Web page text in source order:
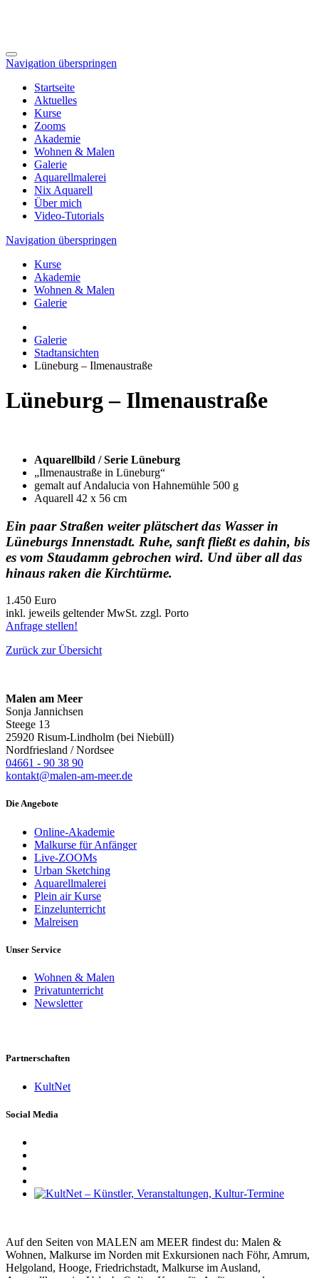
Navigation überspringen
Startseite
Aktuelles
Kurse
Zooms
Akademie
Wohnen & Malen
Galerie
Aquarellmalerei
Nix Aquarell
Über mich
Video-Tutorials
Navigation überspringen
Kurse
Akademie
Wohnen & Malen
Galerie
Galerie
Stadtansichten
Lüneburg – Ilmenaustraße
Lüneburg – Ilmenaustraße
Aquarellbild / Serie Lüneburg
„Ilmenaustraße in Lüneburg“
gemalt auf Andalucia von Hahnemühle 500 g
Aquarell 42 x 56 cm
Ein paar Straßen weiter plätschert das Wasser in
Lüneburgs Innenstadt. Ruhe, sanft fließt es dahin, bis
es vom Staudamm gebrochen wird. Und über all das
hinaus raken die Kirchtürme.
1.450 Euro
inkl. jeweils geltender MwSt. zzgl. Porto
Anfrage stellen!
Zurück zur Übersicht
Malen am Meer
Sonja Jannichsen
Steege 13
25920 Risum-Lindholm (bei Niebüll)
Nordfriesland / Nordsee
04661 - 90 38 90
kontakt@malen-am-meer.de
Die Angebote
Online-Akademie
Malkurse für Anfänger
Live-ZOOMs
Urban Sketching
Aquarellmalerei
Plein air Kurse
Einzelunterricht
Malreisen
Unser Service
Wohnen & Malen
Privatunterricht
Newsletter
Partnerschaften
KultNet
Social Media
Auf den Seiten von MALEN am MEER findest du: Malen &
Wohnen, Malkurse im Norden mit Exkursionen nach Föhr, Amrum,
Helgoland, Hooge, Friedrichstadt, Malkurse im Ausland,